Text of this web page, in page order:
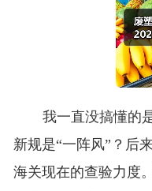
我一直没搞懂的
新规是“一阵风”？后
海关现在的查验力度